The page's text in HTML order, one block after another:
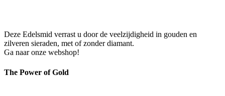
Deze Edelsmid verrast u door de veelzijdigheid in gouden en
zilveren sieraden, met of zonder diamant.
Ga naar onze webshop!
The Power of Gold